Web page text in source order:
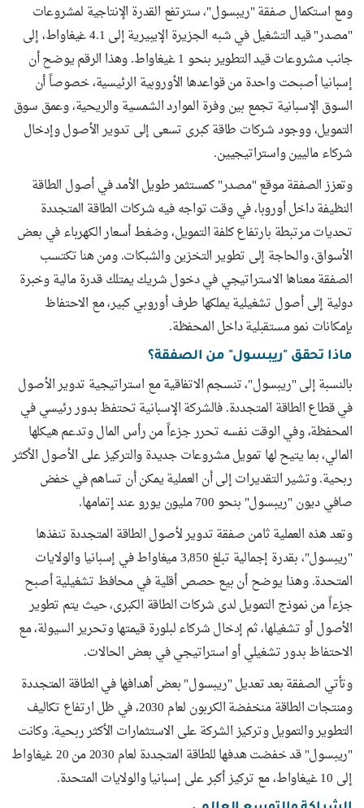
ومع استكمال صفقة "ريبسول"، سترتفع القدرة الإنتاجية لمشروعات
"مصدر" قيد التشغيل في شبه الجزيرة الإيبيرية إلى 4.1 غيغاواط، إلى
جانب مشروعات قيد التطوير بنحو 1 غيغاواط. وهذا الرقم يوضح أن
إسبانيا أصبحت واحدة من قواعدها الأوروبية الرئيسية، خصوصاً أن
السوق الإسبانية تجمع بين وفرة الموارد الشمسية والريحية، وعمق سوق
التمويل، ووجود شركات طاقة كبرى تسعى إلى تدوير الأصول وإدخال
شركاء ماليين واستراتيجيين.
وتعزز الصفقة موقع "مصدر" كمستثمر طويل الأمد في أصول الطاقة
النظيفة داخل أوروبا، في وقت تواجه فيه شركات الطاقة المتجددة
تحديات مرتبطة بارتفاع كلفة التمويل، وضغط أسعار الكهرباء في بعض
الأسواق، والحاجة إلى تطوير التخزين والشبكات. ومن هنا تكتسب
الصفقة معناها الاستراتيجي في دخول شريك يمتلك قدرة مالية وخبرة
دولية إلى أصول تشغيلية يملكها طرف أوروبي كبير، مع الاحتفاظ
بإمكانات نمو مستقبلية داخل المحفظة.
ماذا تحقق "ريبسول" من الصفقة؟
بالنسبة إلى "ريبسول"، تنسجم الاتفاقية مع استراتيجية تدوير الأصول
في قطاع الطاقة المتجددة. فالشركة الإسبانية تحتفظ بدور رئيسي في
المحفظة، وفي الوقت نفسه تحرر جزءاً من رأس المال وتدعم هيكلها
المالي، بما يتيح لها تمويل مشروعات جديدة والتركيز على الأصول الأكثر
ربحية. وتشير التقديرات إلى أن العملية يمكن أن تساهم في خفض
صافي ديون "ريبسول" بنحو 700 مليون يورو عند إتمامها.
وتعد هذه العملية ثامن صفقة تدوير لأصول الطاقة المتجددة تنفذها
"ريبسول"، بقدرة إجمالية تبلغ 3,850 ميغاواط في إسبانيا والولايات
المتحدة. وهذا يوضح أن بيع حصص أقلية في محافظ تشغيلية أصبح
جزءاً من نموذج التمويل لدى شركات الطاقة الكبرى، حيث يتم تطوير
الأصول أو تشغيلها، ثم إدخال شركاء لبلورة قيمتها وتحرير السيولة، مع
الاحتفاظ بدور تشغيلي أو استراتيجي في بعض الحالات.
وتأتي الصفقة بعد تعديل "ريبسول" بعض أهدافها في الطاقة المتجددة
ومنتجات الطاقة منخفضة الكربون لعام 2030، في ظل ارتفاع تكاليف
التطوير والتمويل وتركيز الشركة على الاستثمارات الأكثر ربحية. وكانت
"ريبسول" قد خفضت هدفها للطاقة المتجددة لعام 2030 من 20 غيغاواط
إلى 10 غيغاواط، مع تركيز أكبر على إسبانيا والولايات المتحدة.